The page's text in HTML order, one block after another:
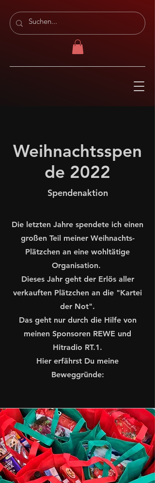
Weihnachtsspen
de 2022
Spendenaktion
Die letzten Jahre spendete ich einen
großen Teil meiner Weihnachts-
Plätzchen an eine wohltätige
Organisation.
Dieses Jahr geht der Erlös aller
verkauften Plätzchen an die "Kartei
der Not".
Das geht nur durch die Hilfe von
meinen Sponsoren REWE und
Hitradio RT.1.
Hier erfährst Du meine
Beweggründe: